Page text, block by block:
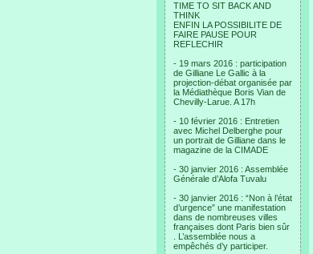
TIME TO SIT BACK AND
THINK
ENFIN LA POSSIBILITE DE
FAIRE PAUSE POUR
REFLECHIR
- 19 mars 2016 : participation
de Gilliane Le Gallic à la
projection-débat organisée par
la Médiathèque Boris Vian de
Chevilly-Larue. A 17h
- 10 février 2016 : Entretien
avec Michel Delberghe pour
un portrait de Gilliane dans le
magazine de la CIMADE
- 30 janvier 2016 : Assemblée
Générale d’Alofa Tuvalu
- 30 janvier 2016 : “Non à l’état
d’urgence” une manifestation
dans de nombreuses villes
françaises dont Paris bien sûr
. L’assemblée nous a
empêchés d’y participer.